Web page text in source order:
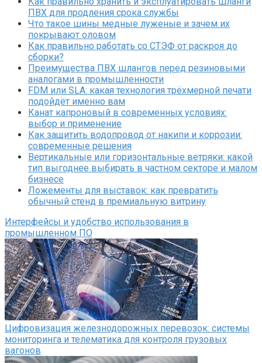
ПВХ для продления срока службы
Что такое шины медные луженые и зачем их
покрывают оловом
Как правильно работать со СТЭФ от раскроя до
сборки?
Преимущества ПВХ шлангов перед резиновыми
аналогами в промышленности
FDM или SLA: какая технология трёхмерной печати
подойдёт именно вам
Канат капроновый в современных условиях:
выбор и применение
Как защитить водопровод от накипи и коррозии:
современные решения
Вертикальные или горизонтальные ветряки: какой
тип выгоднее выбирать в частном секторе и малом
бизнесе
Ложементы для выставок: как превратить
обычный стенд в премиальную витрину
Интерфейсы и удобство использования в
промышленном ПО
Цифровизация железнодорожных перевозок: системы
мониторинга и телематика для контроля грузовых
вагонов